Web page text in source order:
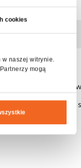
cookies
w naszej witrynie.
mogą
Wyposażony w
świetlnych na